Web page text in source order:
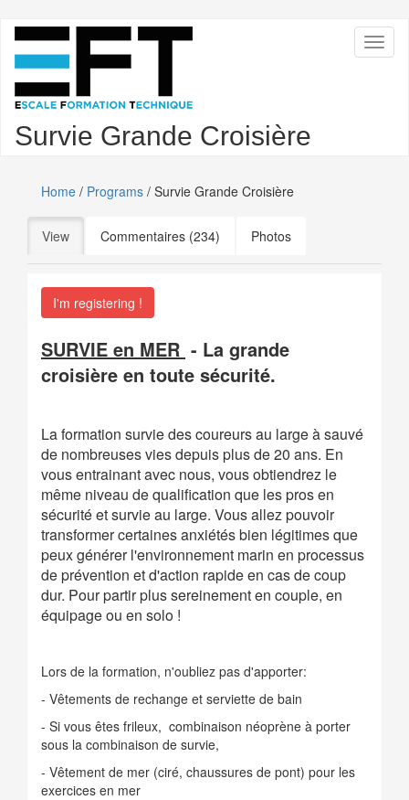
Skip
main
content
Survie Grande Croisière
Home / Programs / Survie Grande Croisière
Primary
tabs
View (active tab)
Commentaires (234) Photos
I'm registering !
SURVIE en MER - La grande
croisière en toute sécurité.
La formation survie des coureurs au large à sauvé
de nombreuses vies depuis plus de 20 ans. En
vous entrainant avec nous, vous obtiendrez le
même niveau de qualification que les pros en
sécurité et survie au large. Vous allez pouvoir
transformer certaines anxiétés bien légitimes que
peux générer l'environnement marin en processus
de prévention et d'action rapide en cas de coup
dur. Pour partir plus sereinement en couple, en
équipage ou en solo !
Lors de la formation, n'oubliez pas d'apporter:
- Vêtements de rechange et serviette de bain
- Si vous êtes frileux, combinaison néoprène à porter
sous la combinaison de survie,
- Vêtement de mer (ciré, chaussures de pont) pour les
exercices en mer